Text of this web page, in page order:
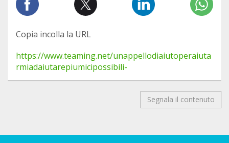
Copia incolla la URL
https://www.teaming.net/unappellodiaiutoperaiuta
rmiadaiutarepiumicipossibili-
Segnala il contenuto